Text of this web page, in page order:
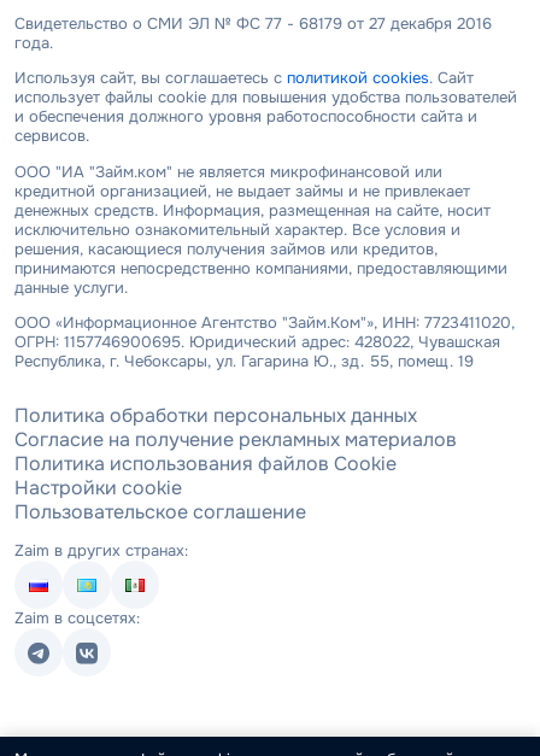
Свидетельство о СМИ ЭЛ № ФС 77 - 68179 от 27 декабря 2016
года.
Используя сайт, вы соглашаетесь с политикой cookies. Сайт
использует файлы cookie для повышения удобства пользователей
и обеспечения должного уровня работоспособности сайта и
сервисов.
ООО "ИА "Займ.ком" не является микрофинансовой или
кредитной организацией, не выдает займы и не привлекает
денежных средств. Информация, размещенная на сайте, носит
исключительно ознакомительный характер. Все условия и
решения, касающиеся получения займов или кредитов,
принимаются непосредственно компаниями, предоставляющими
данные услуги.
ООО «Информационное Агентство "Займ.Ком"», ИНН: 7723411020,
ОГРН: 1157746900695. Юридический адрес: 428022, Чувашская
Республика, г. Чебоксары, ул. Гагарина Ю., зд. 55, помещ. 19
Политика обработки персональных данных
Согласие на получение рекламных материалов
Политика использования файлов Cookie
Настройки cookie
Пользовательское соглашение
Zaim в других странах:
Zaim в соцсетях: